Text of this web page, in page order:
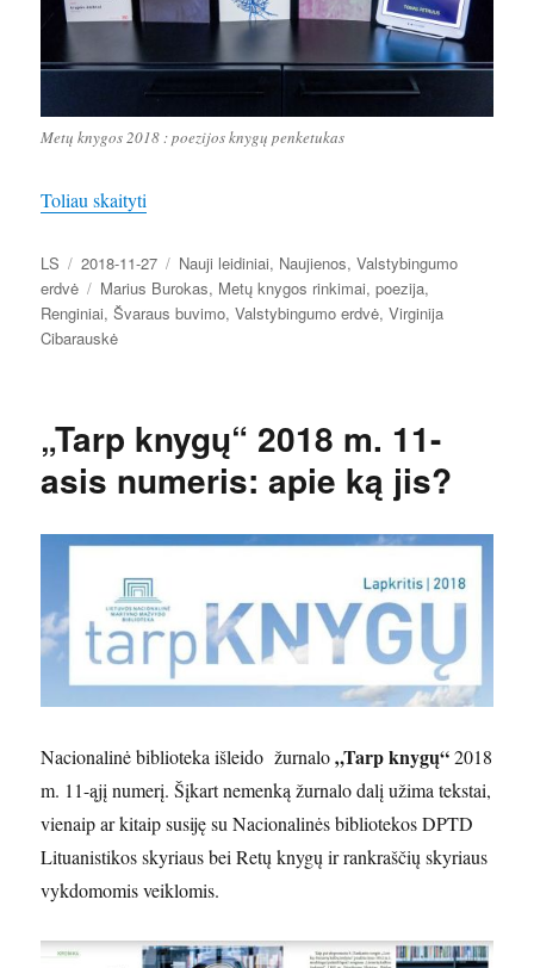
Metų knygos 2018 : poezijos knygų penketukas
Toliau skaityti
Autorius
LS Paskelbta
2018-11-27 Kategorijos
Nauji leidiniai, Naujienos,Valstybingumo
erdvė
Žymos
Marius Burokas, Metų knygos rinkimai,poezija,
Renginiai,Švaraus buvimo,Valstybingumo erdvė,Virginija
Cibarauskė
„Tarp knygų“ 2018 m. 11-
asis numeris: apie ką jis?
Nacionalinė biblioteka išleido žurnalo„Tarp knygų“2018
m. 11-ąjį numerį. Šįkart nemenką žurnalo dalį užima tekstai,
vienaip ar kitaip susiję su Nacionalinės bibliotekos DPTD
Lituanistikos skyriaus bei Retų knygų ir rankraščių skyriaus
vykdomomis veiklomis.